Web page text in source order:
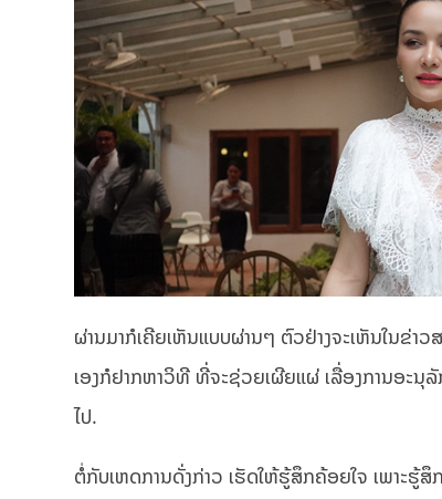
ຜ່ານມາກໍເຄີຍເຫັນແບບຜ່ານໆ ຕົວຢ່າງຈະເຫັນໃນຂ່າ
ເອງກໍຢາກຫາວິທີ ທີ່ຈະຊ່ວຍເຜີຍແຜ່ ເລື່ອງການອະ
ໄປ.
ຕໍ່ກັບເຫດການດັ່ງກ່າວ ເຮັດໃຫ້ຮູ້ສຶກຄ້ອຍໃຈ ເພາະຮູ້